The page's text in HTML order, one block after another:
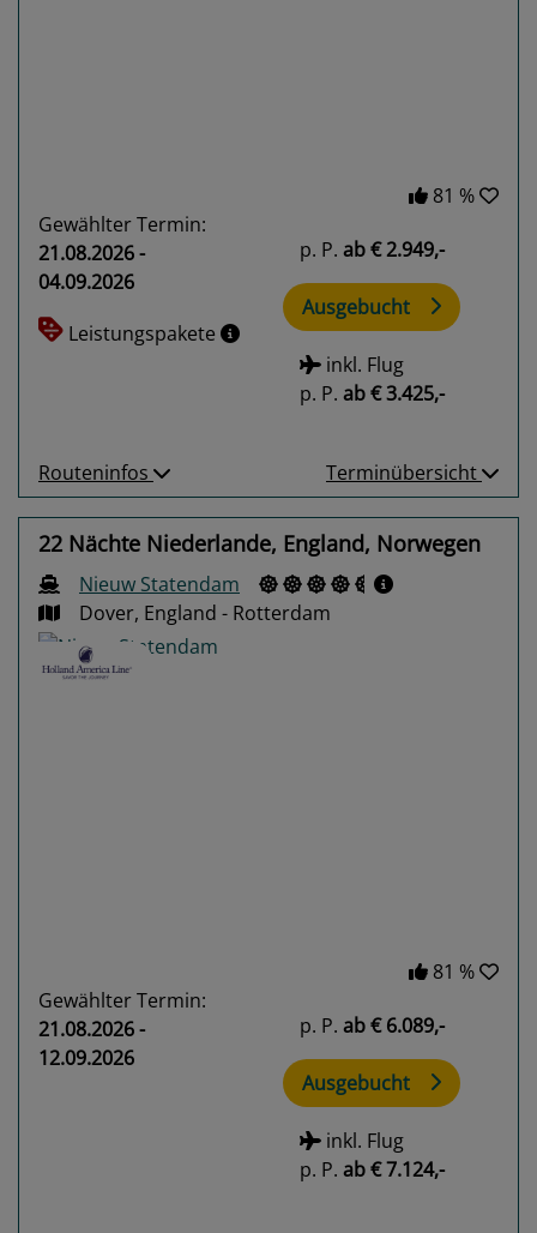
81 %
Gewählter Termin:
21.08.2026 -
04.09.2026
Leistungspakete
p. P. ab€ 2.949,-
Ausgebucht
inkl. Flug
p. P. ab€ 3.425,-
Routeninfos Terminübersicht
22 Nächte Niederlande, England, Norwegen
Nieuw Statendam
Dover, England - Rotterdam
81 %
Gewählter Termin:
21.08.2026 -
12.09.2026
p. P. ab€ 6.089,-
Ausgebucht
inkl. Flug
p. P. ab€ 7.124,-